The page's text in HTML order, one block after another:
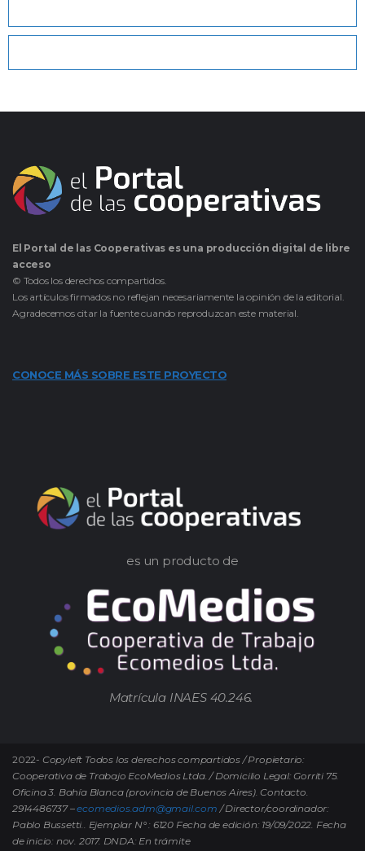
El Portal de las Cooperativas es una producción digital de libre
acceso
© Todos los derechos compartidos.
Los artículos firmados no reflejan necesariamente la opinión de la editorial.
Agradecemos citar la fuente cuando reproduzcan este material.
CONOCE MÁS SOBRE ESTE PROYECTO
es un producto de
Matrícula INAES 40.246.
2022- Copyleft Todos los derechos compartidos / Propietario:
Cooperativa de Trabajo EcoMedios Ltda. / Domicilio Legal: Gorriti 75.
Oficina 3. Bahía Blanca (provincia de Buenos Aires). Contacto.
2914486737 –ecomedios.adm@gmail.com / Director/coordinador:
Pablo Bussetti.. Ejemplar N° : 6120 Fecha de edición: 19/09/2022. Fecha
de inicio: nov. 2017. DNDA: En trámite